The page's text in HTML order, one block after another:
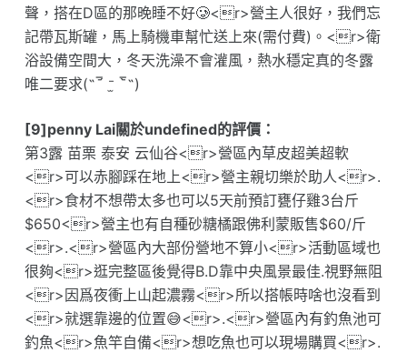
聲，搭在D區的那晚睡不好🥲<r>營主人很好，我們忘
記帶瓦斯罐，馬上騎機車幫忙送上來(需付費)。<r>衛
浴設備空間大，冬天洗澡不會灌風，熱水穩定真的冬露
唯二要求(˶‾᷄ ⁻̫ ‾᷅˵)
[9]penny Lai關於undefined的評價：
第3露 苗栗 泰安 云仙谷<r>營區內草皮超美超軟
<r>可以赤腳踩在地上<r>營主親切樂於助人<r>.
<r>食材不想帶太多也可以5天前預訂甕仔雞3台斤
$650<r>營主也有自種砂糖橘跟佛利蒙販售$60/斤
<r>.<r>營區內大部份營地不算小<r>活動區域也
很夠<r>逛完整區後覺得B.D靠中央風景最佳.視野無阻
<r>因爲夜衝上山起濃霧<r>所以搭帳時啥也沒看到
<r>就選靠邊的位置😅<r>.<r>營區內有釣魚池可
釣魚<r>魚竿自備<r>想吃魚也可以現場購買<r>.